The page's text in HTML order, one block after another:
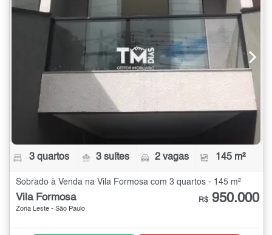
3 quartos 3 suítes 2 vagas 145 m²
Sobrado à Venda na Vila Formosa com 3 quartos - 145 m²
Vila Formosa
Zona Leste - São Paulo
R$ 950.000